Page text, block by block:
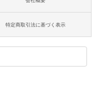
特定商取引法に基づく表示